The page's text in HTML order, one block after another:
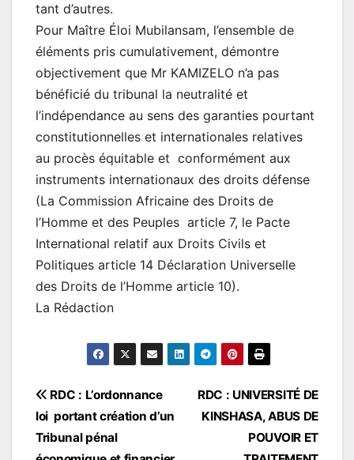
tant d’autres.
Pour Maître Éloi Mubilansam, l’ensemble de
éléments pris cumulativement, démontre
objectivement que Mr KAMIZELO n’a pas
bénéficié du tribunal la neutralité et
l’indépendance au sens des garanties pourtant
constitutionnelles et internationales relatives
au procès équitable et conformément aux
instruments internationaux des droits défense
(La Commission Africaine des Droits de
l’Homme et des Peuples article 7, le Pacte
International relatif aux Droits Civils et
Politiques article 14 Déclaration Universelle
des Droits de l’Homme article 10).
La Rédaction
Navigation
de
RDC : UNIVERSITÉ DE
KINSHASA, ABUS DE
POUVOIR ET
RDC : L’ordonnance
loi portant création d’un
Tribunal pénal